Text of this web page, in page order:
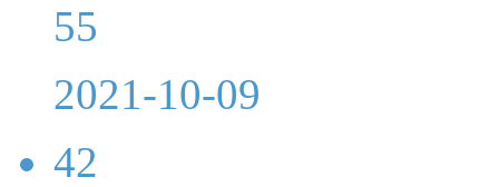
55
2021-10-09
42